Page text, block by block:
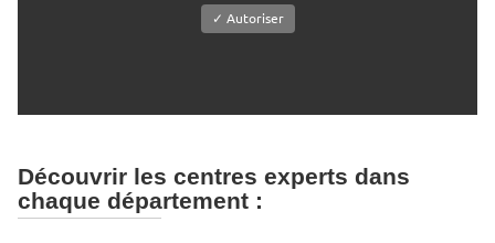
✓ Autoriser
Découvrir les centres experts dans
chaque département :